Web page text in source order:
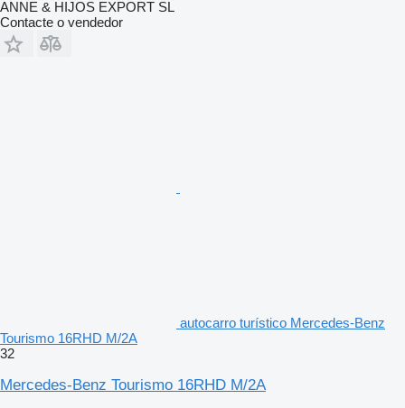
ANNE & HIJOS EXPORT SL
Contacte o vendedor
autocarro turístico Mercedes-Benz
Tourismo 16RHD M/2A
32
Mercedes-Benz Tourismo 16RHD M/2A